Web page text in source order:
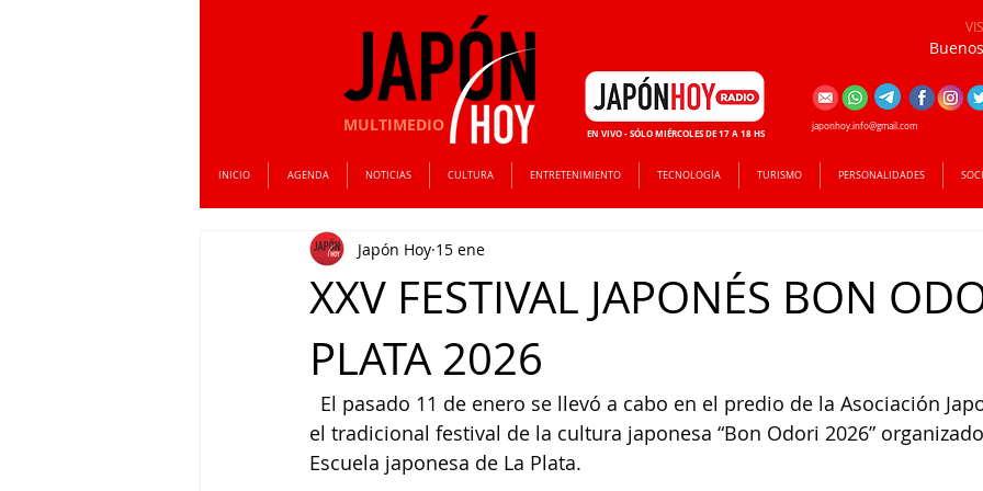
MULTIMEDIO
INICIO AGENDA NOTICIAS CULTURA ENTRETENIMIENTO TECNOLOGÍA TURISMO PERSONALIDADES
EN VIVO - SÓLO MIÉRCOLES DE 17 A 18 HS
japonhoy.info@gmail.com
XXV FESTIVAL JAPONÉS BON
PLATA 2026
Japón Hoy 15 ene
El pasado 11 de enero se llevó a cabo en el predio de la Asociación
el tradicional festival de la cultura japonesa “Bon Odori 2026”
Escuela japonesa de La Plata.